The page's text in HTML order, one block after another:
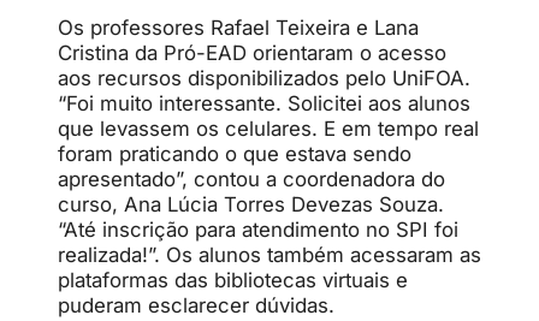
Os professores Rafael Teixeira e Lana
Cristina da Pró-EAD orientaram o acesso
aos recursos disponibilizados pelo UniFOA.
“Foi muito interessante. Solicitei aos alunos
que levassem os celulares. E em tempo real
foram praticando o que estava sendo
apresentado”, contou a coordenadora do
curso, Ana Lúcia Torres Devezas Souza.
“Até inscrição para atendimento no SPI foi
realizada!”. Os alunos também acessaram as
plataformas das bibliotecas virtuais e
puderam esclarecer dúvidas.